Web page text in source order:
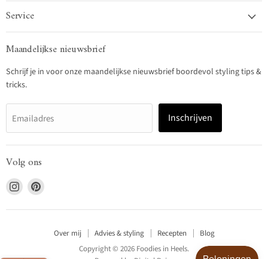
Service
Maandelijkse nieuwsbrief
Schrijf je in voor onze maandelijkse nieuwsbrief boordevol styling tips &
tricks.
Emailadres Inschrijven
Volg ons
Vind
ons
op
Vind
op
Over mij Advies & styling Recepten
Blog
Copyright © 2026 Foodies in Heels.